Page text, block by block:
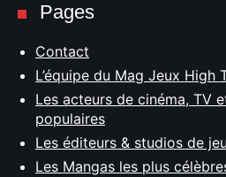
Pages
Contact
L’équipe du Mag Jeux High
Les acteurs de cinéma, TV
populaires
Les éditeurs & studios de
Les Mangas les plus